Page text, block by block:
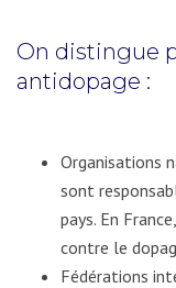
On distingue
antidopage :
Organisations
sont
pays. En
contre le
Fédérations